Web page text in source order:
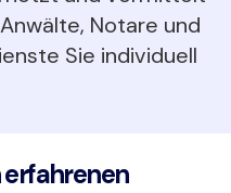
Notare und
Sie individuell
erfahrenen